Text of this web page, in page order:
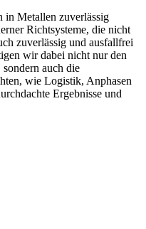
in Metallen zuverlässig
Richtsysteme, die nicht
zuverlässig und ausfallfrei
wir dabei nicht nur den
auch die
wie Logistik, Anphasen
Ergebnisse und